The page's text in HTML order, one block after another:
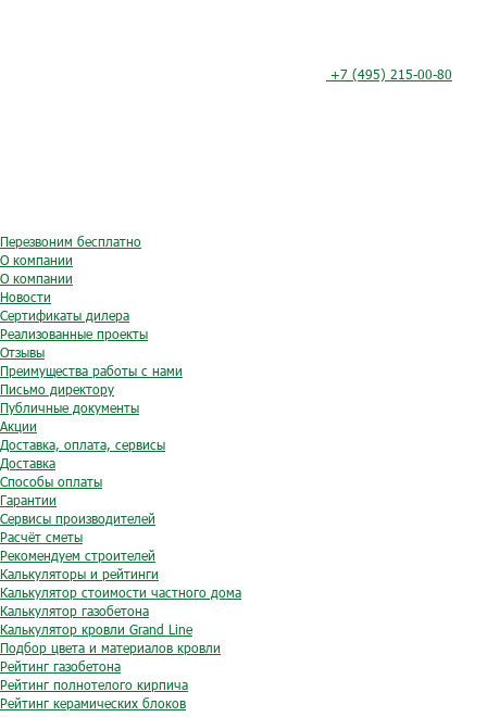
+7 (495) 215-00-80
Перезвоним бесплатно
О компании
О компании
Новости
Сертификаты дилера
Реализованные проекты
Отзывы
Преимущества работы с нами
Письмо директору
Публичные документы
Акции
Доставка, оплата, сервисы
Доставка
Способы оплаты
Гарантии
Сервисы производителей
Расчёт сметы
Рекомендуем строителей
Калькуляторы и рейтинги
Калькулятор стоимости частного дома
Калькулятор газобетона
Калькулятор кровли Grand Line
Подбор цвета и материалов кровли
Рейтинг газобетона
Рейтинг полнотелого кирпича
Рейтинг керамических блоков